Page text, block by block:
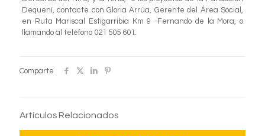
Dequení, contacte con Gloria Arrúa, Gerente del Área Social,
en Ruta Mariscal Estigarribia Km 9 -Fernando de la Mora, o
llamando al teléfono 021 505 601.
Comparte
Artículos Relacionados